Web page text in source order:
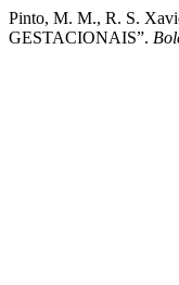
Pinto, M. M., R. S.
GESTACIONAIS”.